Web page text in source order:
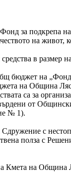
за подкрепа
на
в размер
бюджет на „Фонд
на Община
са за
от
№ 1).
с
полза с
Кмета на Община